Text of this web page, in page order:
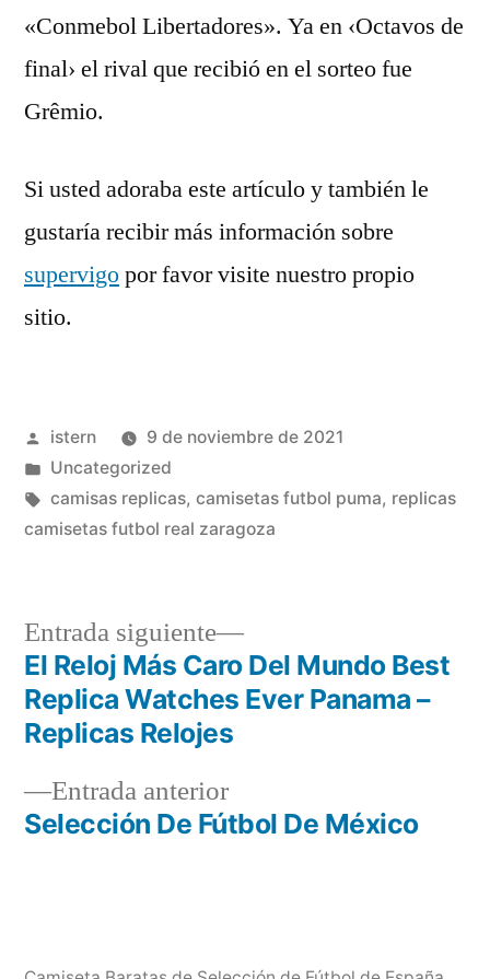
«Conmebol Libertadores». Ya en ‹Octavos de
final› el rival que recibió en el sorteo fue
Grêmio.
Si usted adoraba este artículo y también le
gustaría recibir más información sobre
supervigopor favor visite nuestro propio
sitio.
Publicado
por
istern
9 de noviembre de 2021
Publicado
en
Uncategorized
Etiquetas:
camisas replicas, camisetas futbol puma, replicas
camisetas futbol real zaragoza
Navegación
de
entradas
Entrada anteriorEntrada
anterior:
Selección De Fútbol De México
Entrada siguiente
Entrada
siguiente:
El Reloj Más Caro Del Mundo Best
Replica Watches Ever Panama –
Replicas Relojes